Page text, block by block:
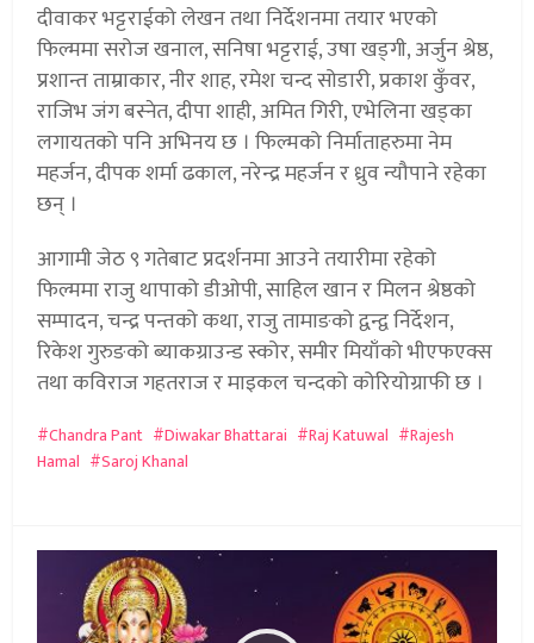
दीवाकर भट्टराईको लेखन तथा निर्देशनमा तयार भएको
फिल्ममा सरोज खनाल, सनिषा भट्टराई, उषा खड्गी, अर्जुन श्रेष्ठ,
प्रशान्त ताम्राकार, नीर शाह, रमेश चन्द सोडारी, प्रकाश कुँवर,
राजिभ जंग बस्नेत, दीपा शाही, अमित गिरी, एभेलिना खड्का
लगायतको पनि अभिनय छ । फिल्मको निर्माताहरुमा नेम
महर्जन, दीपक शर्मा ढकाल, नरेन्द्र महर्जन र ध्रुव न्यौपाने रहेका
छन् ।
आगामी जेठ ९ गतेबाट प्रदर्शनमा आउने तयारीमा रहेको
फिल्ममा राजु थापाको डीओपी, साहिल खान र मिलन श्रेष्ठको
सम्पादन, चन्द्र पन्तको कथा, राजु तामाङको द्वन्द्व निर्देशन,
रिकेश गुरुङको ब्याकग्राउन्ड स्कोर, समीर मियाँको भीएफएक्स
तथा कविराज गहतराज र माइकल चन्दको कोरियोग्राफी छ ।
Chandra Pant Diwakar Bhattarai Raj Katuwal
Rajesh
Hamal
Saroj Khanal